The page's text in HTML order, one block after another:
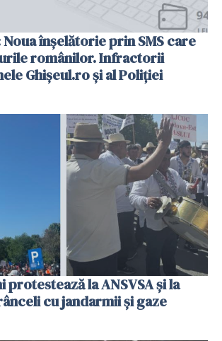
Noua înșelătorie prin SMS care
românilor. Infractorii
Ghișeul.ro și al Poliției
protestează la ANSVSA și la
cu jandarmii și gaze